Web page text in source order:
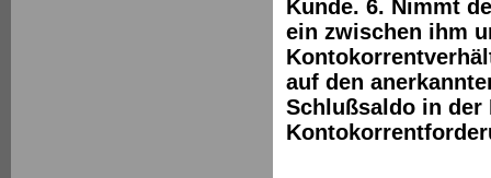
Kunde. 6. Nimmt
ein zwischen ihm
auf den
Schlußsaldo in der